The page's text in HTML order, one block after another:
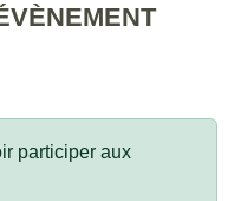
participer aux